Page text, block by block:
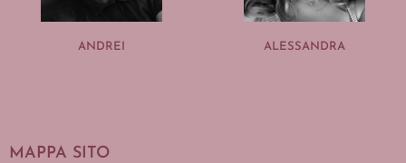
ANDREI ALESSANDRA
MAPPA SITO